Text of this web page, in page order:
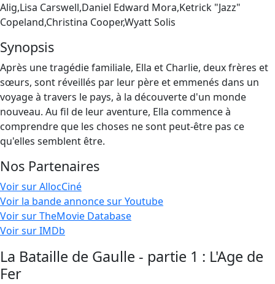
Alig,Lisa Carswell,Daniel Edward Mora,Ketrick "Jazz"
Copeland,Christina Cooper,Wyatt Solis
Synopsis
Après une tragédie familiale, Ella et Charlie, deux frères et
sœurs, sont réveillés par leur père et emmenés dans un
voyage à travers le pays, à la découverte d'un monde
nouveau. Au fil de leur aventure, Ella commence à
comprendre que les choses ne sont peut-être pas ce
qu'elles semblent être.
Nos Partenaires
Voir sur AllocCiné
Voir la bande annonce sur Youtube
Voir sur TheMovie Database
Voir sur IMDb
La Bataille de Gaulle - partie 1 : L'Age de
Fer